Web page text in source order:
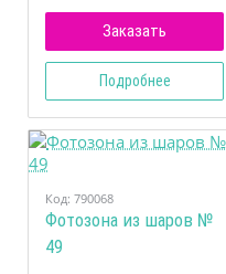
Заказать
Подробнее
Код: 790068
Фотозона из шаров №
49